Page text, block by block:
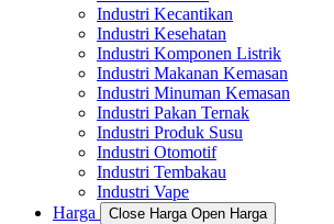
Industri Kecantikan
Industri Kesehatan
Industri Komponen Listrik
Industri Makanan Kemasan
Industri Minuman Kemasan
Industri Pakan Ternak
Industri Produk Susu
Industri Otomotif
Industri Tembakau
Industri Vape
Harga
Close Harga Open Harga